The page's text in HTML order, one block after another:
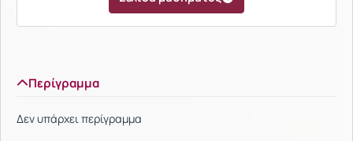
Περίγραμμα
Δεν υπάρχει περίγραμμα